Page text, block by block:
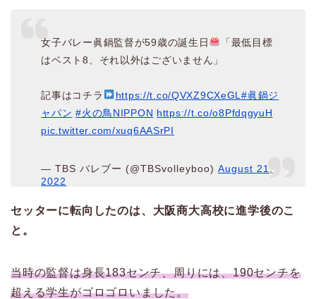
女子バレー眞鍋監督が59歳の誕生日
「最低目標
はベスト8、それ以外はございません」
記事はコチラ https://t.co/QVXZ9CXeGL#眞鍋ジ
ャパン #火の鳥NIPPON https://t.co/o8PfdqgyuH
pic.twitter.com/xuq6AASrPI
— TBS バレブー (@TBSvolleyboo)August 21,
2022
セッターに転向したのは、大阪商大高校に進学後のこ
と。
当時の監督は身長183センチ、周りには、190センチを
超える学生がゴロゴロいました。